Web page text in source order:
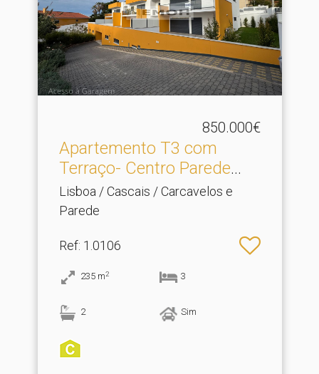
850.000€
Apartemento T3 com
Terraço- Centro Parede
com.​..
Lisboa / Cascais / Carcavelos e
Parede
Ref: 1.0106
235 m2 3
2 Sim